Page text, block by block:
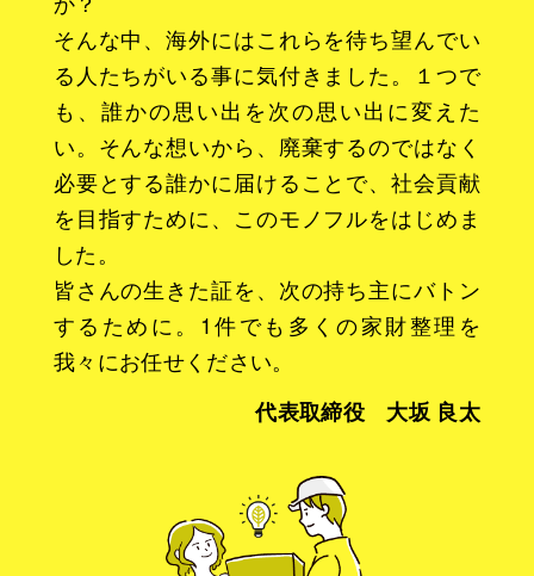
そんな中、海外にはこれらを待ち望んでい
る人たちがいる事に気付きました。１つで
も、誰かの思い出を次の思い出に変えた
い。そんな想いから、廃棄するのではなく
必要とする誰かに届けることで、社会貢献
を目指すために、このモノフルをはじめま
した。
皆さんの生きた証を、次の持ち主にバトン
するために。1件でも多くの家財整理を
我々にお任せください。
代表取締役 大坂 良太